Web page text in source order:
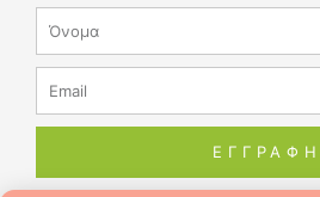
ΕΓΓΡΑΦΗ